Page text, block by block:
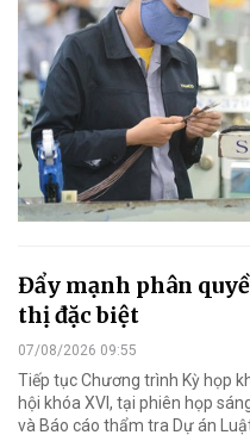
Đẩy mạnh phân
thị đặc biệt
07/08/2026 09:55
Tiếp tục Chương trình Kỳ họp
hội khóa XVI, tại phiên họp
và Báo cáo thẩm tra Dự án